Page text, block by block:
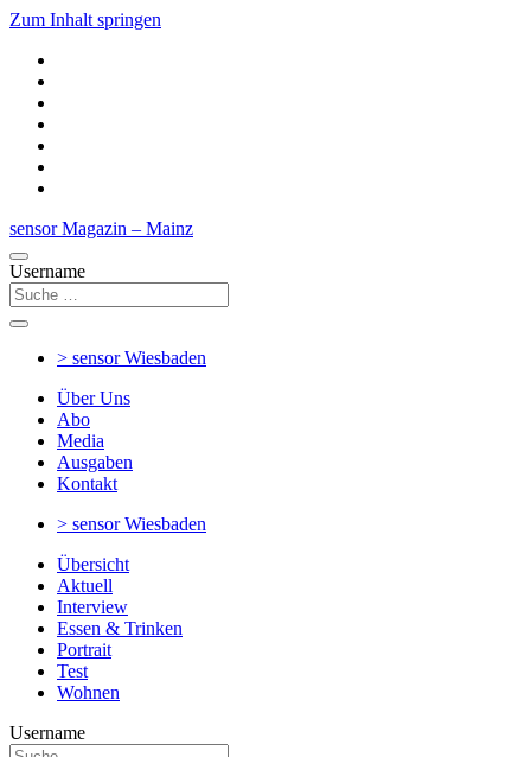
Zum Inhalt springen
sensor Magazin – Mainz
Username
> sensorWiesbaden
Über Uns
Abo
Media
Ausgaben
Kontakt
> sensorWiesbaden
Übersicht
Aktuell
Interview
Essen & Trinken
Portrait
Test
Wohnen
Username